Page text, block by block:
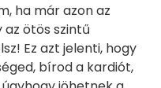
ha már azon az
ötös szintű
Ez azt jelenti, hogy
bírod a kardiót,